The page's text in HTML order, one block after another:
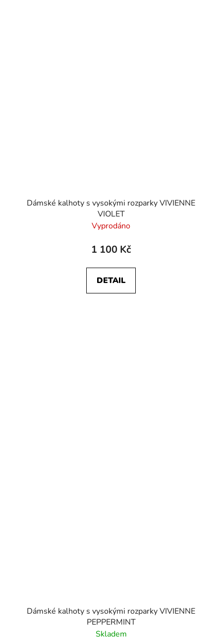
Dámské kalhoty s vysokými rozparky VIVIENNE
VIOLET
Vyprodáno
1 100 Kč
DETAIL
Dámské kalhoty s vysokými rozparky VIVIENNE
PEPPERMINT
Skladem